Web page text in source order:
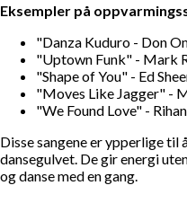
Eksempler på
"Danza Kuduro - Don
"Uptown Funk" - Mark
"Shape of You" - Ed
"Moves Like Jagger" -
"We Found Love" -
Disse sangene er ypperlige
dansegulvet. De gir energi
og danse med en gang.